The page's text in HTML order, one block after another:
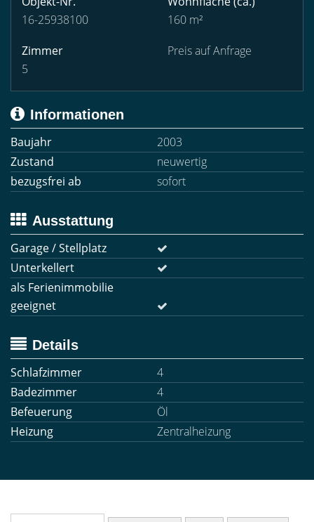
16-25938100
160 m²
Zimmer
5
Preis auf Anfrage
Informationen
Baujahr
2003
Zustand
neuwertig
bezugsfrei ab
sofort
Ausstattung
Garage / Stellplatz
Unterkellert
als Ferienimmobilie
geeignet
Details
Schlafzimmer
4
Badezimmer
4
Befeuerung
Öl
Heizung
Zentralheizung